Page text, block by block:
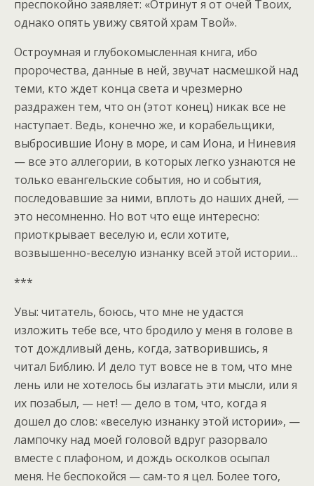
преспокойно заявляет: «Отринут я от очей Твоих,
однако опять увижу святой храм Твой».
Остроумная и глубокомысленная книга, ибо
пророчества, данные в ней, звучат насмешкой над
теми, кто ждет конца света и чрезмерно
раздражен тем, что он (этот конец) никак все не
наступает. Ведь, конечно же, и корабельщики,
выбросившие Иону в море, и сам Иона, и Ниневия
— все это аллегории, в которых легко узнаются не
только евангельские события, но и события,
последовавшие за ними, вплоть до наших дней, —
это несомненно. Но вот что еще интересно:
приоткрывает веселую и, если хотите,
возвышенно-веселую изнанку всей этой истории…
***
Увы: читатель, боюсь, что мне не удастся
изложить тебе все, что бродило у меня в голове в
тот дождливый день, когда, затворившись, я
читал Библию. И дело тут вовсе не в том, что мне
лень или не хотелось бы излагать эти мысли, или я
их позабыл, — нет! — дело в том, что, когда я
дошел до слов: «веселую изнанку этой истории», —
лампочку над моей головой вдруг разорвало
вместе с плафоном, и дождь осколков осыпал
меня. Не беспокойся — сам-то я цел. Более того,